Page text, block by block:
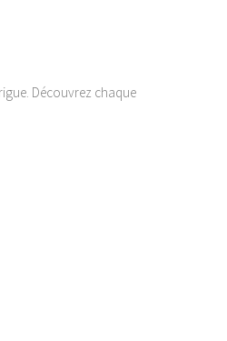
Découvrez chaque